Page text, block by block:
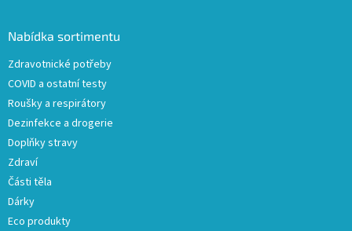
Nabídka sortimentu
Zdravotnické potřeby
COVID a ostatní testy
Roušky a respirátory
Dezinfekce a drogerie
Doplňky stravy
Zdraví
Části těla
Dárky
Eco produkty